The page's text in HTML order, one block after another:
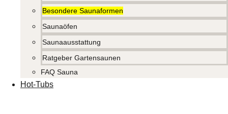
Besondere Saunaformen
Saunaöfen
Saunaausstattung
Ratgeber Gartensaunen
FAQ Sauna
Hot-Tubs